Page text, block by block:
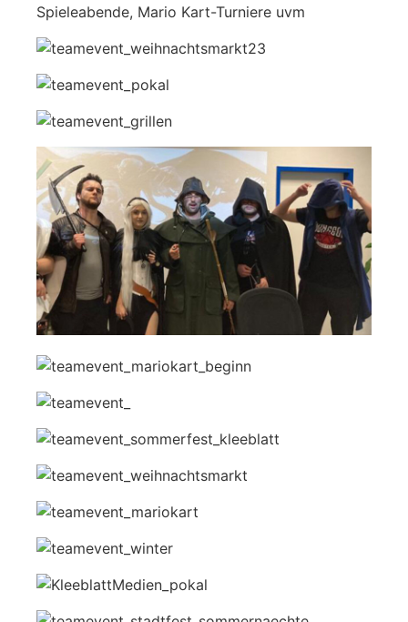
Spieleabende, Mario Kart-Turniere uvm